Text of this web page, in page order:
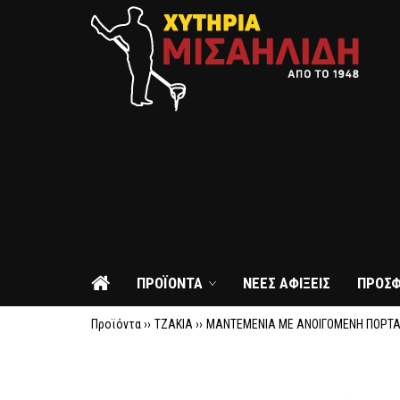
ΠΡΟΪΟΝΤΑ ΝΕΕΣ ΑΦΙΞΕΙΣ
Προϊόντα ›› ΤΖΑΚΙΑ ›› ΜΑΝΤΕΜΕΝΙΑ ΜΕ ΑΝΟΙΓΟΜΕΝΗ ΠΟΡΤΑ